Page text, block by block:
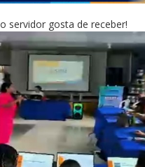
servidor gosta de receber!